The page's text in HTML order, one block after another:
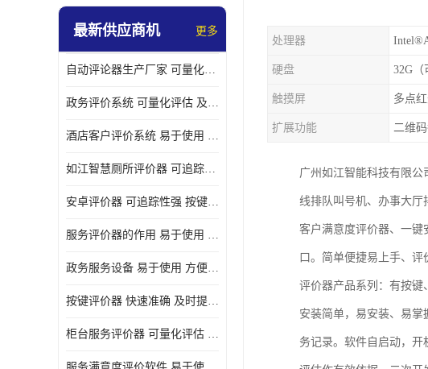
拼接屏
壁挂广告机
液晶广告机
最新供应商机 更多
自动评论器生产厂家 可量化评估 适用于多种应用场景
政务评价系统 可量化评估 及时提供反馈
酒店客户评价系统 易于使用 按键响应速度
如江智慧厕所评价器 可追踪性强 及时提供反馈
安卓评价器 可追踪性强 按键响应速度
服务评价器的作用 易于使用 按键响应速度
政务服务设备 易于使用 方便数据记录和分析
按键评价器 快速准确 及时提供反馈
柜台服务评价器 可量化评估 及时提供反馈
处理器
硬盘 32G（
触摸屏 多点
扩展功能 二维
广州如江智能科技有限
线排队叫号机、办事大厅
客户满意度评价器、一键
口。简单便捷易上手、
评价器产品系列：有按键
安装简单，易安装、易
务记录。软件自启动，